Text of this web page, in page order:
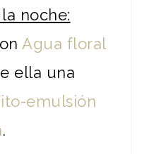
noche:
Agua floral
ella una
emulsión
.